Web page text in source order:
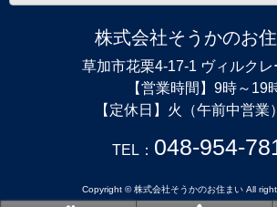
株式会社そうかのお
草加市花栗4-17-1 ヴィルクレ
【営業時間】9時～19
【定休日】火（午前中営業
TEL： 048-954-
Copyright © 株式会社そうかのお住まい All